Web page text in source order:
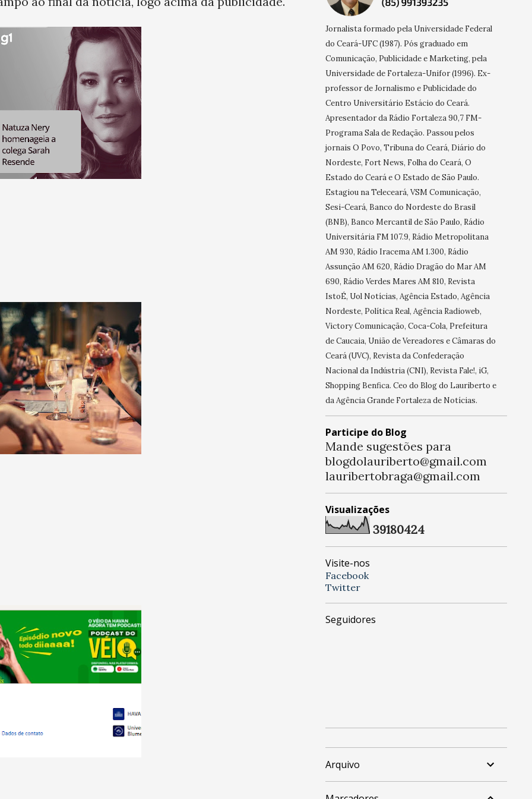
o
o
Jornalista formado pela Universidade Federal
do Ceará-UFC (1987). Pós graduado em
Comunicação, Publicidade e Marketing, pela
Universidade de Fortaleza-Unifor (1996). Ex-
professor de Jornalismo e Publicidade do
Centro Universitário Estácio do Ceará.
Apresentador da Rádio Fortaleza 90,7 FM-
Programa Sala de Redação. Passou pelos
jornais O Povo, Tribuna do Ceará, Diário do
Nordeste, Fort News, Folha do Ceará, O
Estado do Ceará e O Estado de São Paulo.
Estagiou na Teleceará, VSM Comunicação,
Sesi-Ceará, Banco do Nordeste do Brasil
(BNB), Banco Mercantil de São Paulo, Rádio
Universitária FM 107.9, Rádio Metropolitana
AM 930, Rádio Iracema AM 1.300, Rádio
Assunção AM 620, Rádio Dragão do Mar AM
690, Rádio Verdes Mares AM 810, Revista
IstoÉ, Uol Notícias, Agência Estado, Agência
Nordeste, Política Real, Agência Radioweb,
Victory Comunicação, Coca-Cola, Prefeitura
de Caucaia, União de Vereadores e Câmaras do
Ceará (UVC), Revista da Confederação
Nacional da Indústria (CNI), Revista Fale!, iG,
Shopping Benfica. Ceo do Blog do Lauriberto e
da Agência Grande Fortaleza de Notícias.
Participe do Blog
Mande sugestões para
blogdolauriberto@gmail.com
lauribertobraga@gmail.com
Visualizações
39180424
Visite-nos
Facebook
Twitter
Seguidores
Arquivo